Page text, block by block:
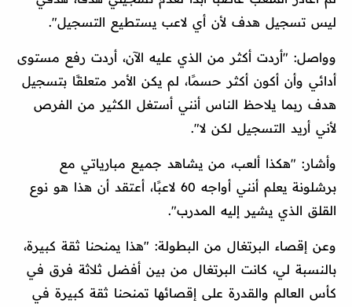
ليس تسجيل هدف لأن أي لاعب يستطيع التسجيل".
وواصل: "أردت أكثر من الذي عليه الآن، أردت رفع مستوى
أدائي وأن أكون أكثر حسمًا، لم يكن الأمر متعلقًا بتسجيل
هدف ربما يلاحظ الناس أنني أستغل الكثير من الفرص
لأني أريد التسجيل لكن لا".
وأشار: "هكذا ألعب، من يشاهد جميع مبارياتي مع
برشلونة يعلم أنني أواجه 60 لاعبًا، أعتقد أن هذا هو نوع
القلق الذي يشير إليه المدرب".
وعن إقصاء البرتغال من البطولة: "هذا يمنحنا ثقة كبيرة،
بالنسبة لي، كانت البرتغال من بين أفضل ثلاثة فرق في
كأس العالم والقدرة على إقصائها تمنحنا ثقة كبيرة في